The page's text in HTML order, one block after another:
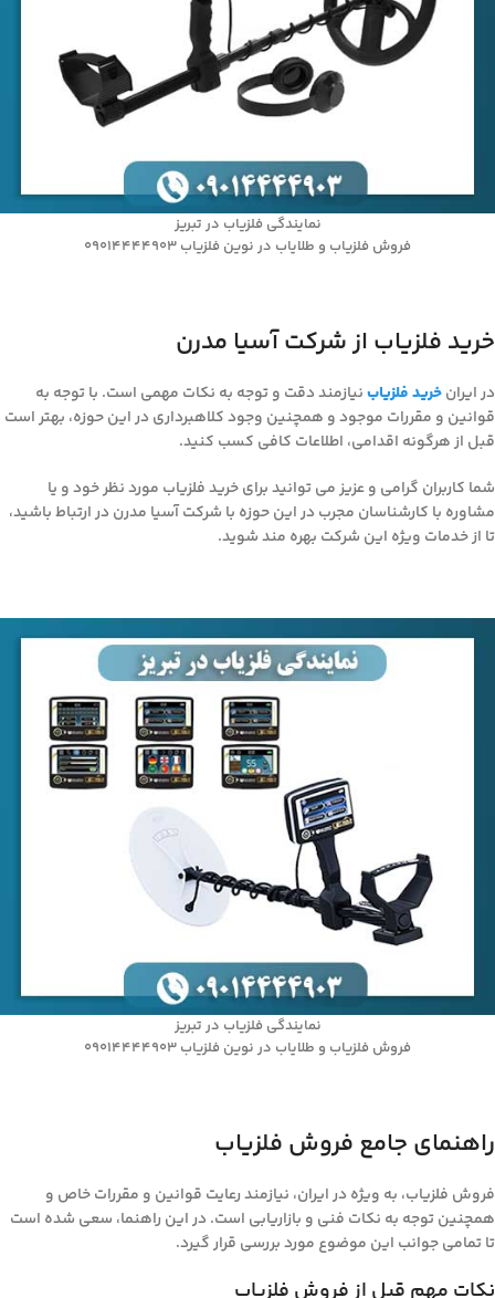
نمایندگی فلزیاب در تبریز
فروش فلزیاب و طلایاب در نوین فلزیاب 09014444903
خرید فلزیاب از شرکت آسیا مدرن
در ایرانخرید فلزیابنیازمند دقت و توجه به نکات مهمی است. با توجه به
قوانین و مقررات موجود و همچنین وجود کلاهبرداری در این حوزه، بهتر است
قبل از هرگونه اقدامی، اطلاعات کافی کسب کنید.
شما کاربران گرامی و عزیز می توانید برای خرید فلزیاب مورد نظر خود و یا
مشاوره با کارشناسان مجرب در این حوزه با شرکت آسیا مدرن در ارتباط باشید،
تا از خدمات ویژه این شرکت بهره مند شوید.
نمایندگی فلزیاب در تبریز
فروش فلزیاب و طلایاب در نوین فلزیاب 09014444903
راهنمای جامع فروش فلزیاب
فروش فلزیاب، به ویژه در ایران، نیازمند رعایت قوانین و مقررات خاص و
همچنین توجه به نکات فنی و بازاریابی است. در این راهنما، سعی شده است
تا تمامی جوانب این موضوع مورد بررسی قرار گیرد.
نکات مهم قبل از فروش فلزیاب